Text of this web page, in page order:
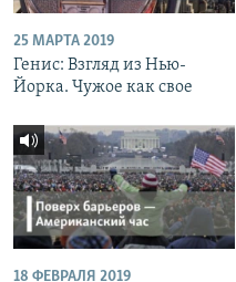
25 МАРТА 2019
Генис: Взгляд из Нью-
Йорка. Чужое как свое
18 ФЕВРАЛЯ 2019